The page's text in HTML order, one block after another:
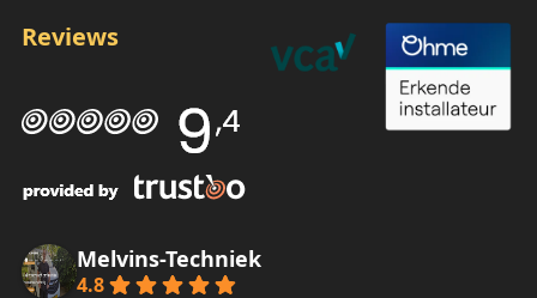
Reviews
Melvins-Techniek
4.8